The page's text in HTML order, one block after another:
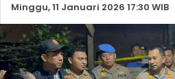
Minggu, 11 Januari 2026 17:30 WIB